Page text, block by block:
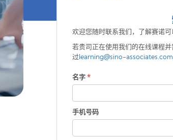
欢迎您随时联系我们，了解赛诺可
若贵司正在使用我们的在线课程
过learning@sino-associates.com
名字*
手机号码